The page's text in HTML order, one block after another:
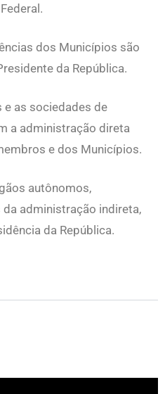
dos Municípios são
da República.
as sociedades de
a administração direta
e dos Municípios.
autônomos,
administração indireta,
da República.